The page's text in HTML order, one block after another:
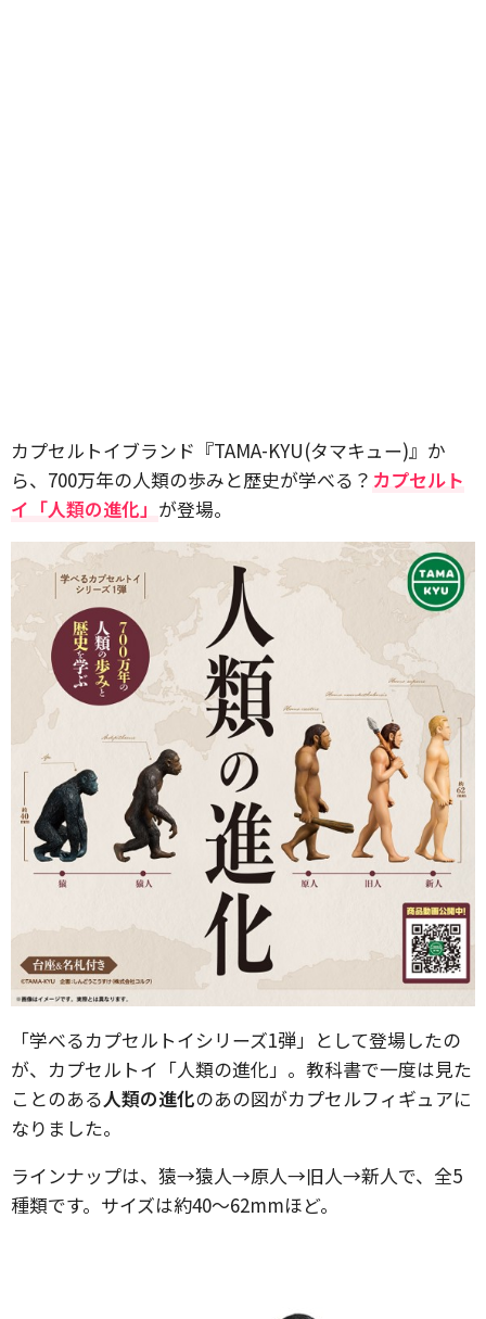
カプセルトイブランド『TAMA-KYU(タマキュー)』か
ら、700万年の人類の歩みと歴史が学べる？ カプセルト
イ「人類の進化」 が登場。
「学べるカプセルトイシリーズ1弾」として登場したの
が、カプセルトイ「人類の進化」。教科書で一度は見た
ことのある人類の進化のあの図がカプセルフィギュアに
なりました。
ラインナップは、猿→猿人→原人→旧人→新人で、全5
種類です。サイズは約40～62mmほど。